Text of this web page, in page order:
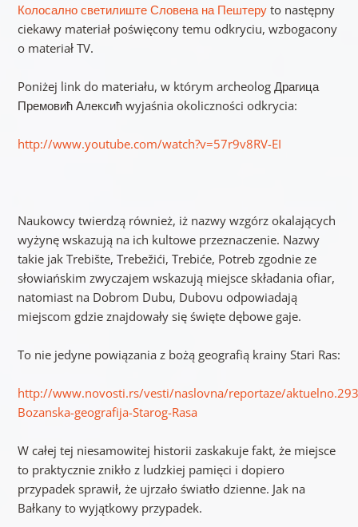
Колосално светилиште Словена на Пештеруto następny
ciekawy materiał poświęcony temu odkryciu, wzbogacony
o materiał TV.
Poniżej link do materiału, w którym archeolog Драгица
Премовић Алексић wyjaśnia okoliczności odkrycia:
http://www.youtube.com/watch?v=57r9v8RV-EI
Naukowcy twierdzą również, iż nazwy wzgórz okalających
wyżynę wskazują na ich kultowe przeznaczenie. Nazwy
takie jak Trebište, Trebežići, Trebiće, Potreb zgodnie ze
słowiańskim zwyczajem wskazują miejsce składania ofiar,
natomiast na Dobrom Dubu, Dubovu odpowiadają
miejscom gdzie znajdowały się święte dębowe gaje.
To nie jedyne powiązania z bożą geografią krainy Stari Ras:
http://www.novosti.rs/vesti/naslovna/reportaze/
Bozanska-geografija-Starog-Rasa
W całej tej niesamowitej historii zaskakuje fakt, że miejsce
to praktycznie znikło z ludzkiej pamięci i dopiero
przypadek sprawił, że ujrzało światło dzienne. Jak na
Bałkany to wyjątkowy przypadek.